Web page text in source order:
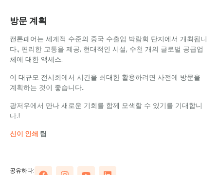
방문 계획
캔톤페어는 세계적 수준의 중국 수출입 박람회 단지에서 개최됩니
다., 편리한 교통을 제공, 현대적인 시설, 수천 개의 글로벌 공급업
체에 대한 액세스.
이 대규모 전시회에서 시간을 최대한 활용하려면 사전에 방문을
계획하는 것이 좋습니다..
광저우에서 만나 새로운 기회를 함께 모색할 수 있기를 기대합니
다.!
신이 인쇄 팀
공유하다: